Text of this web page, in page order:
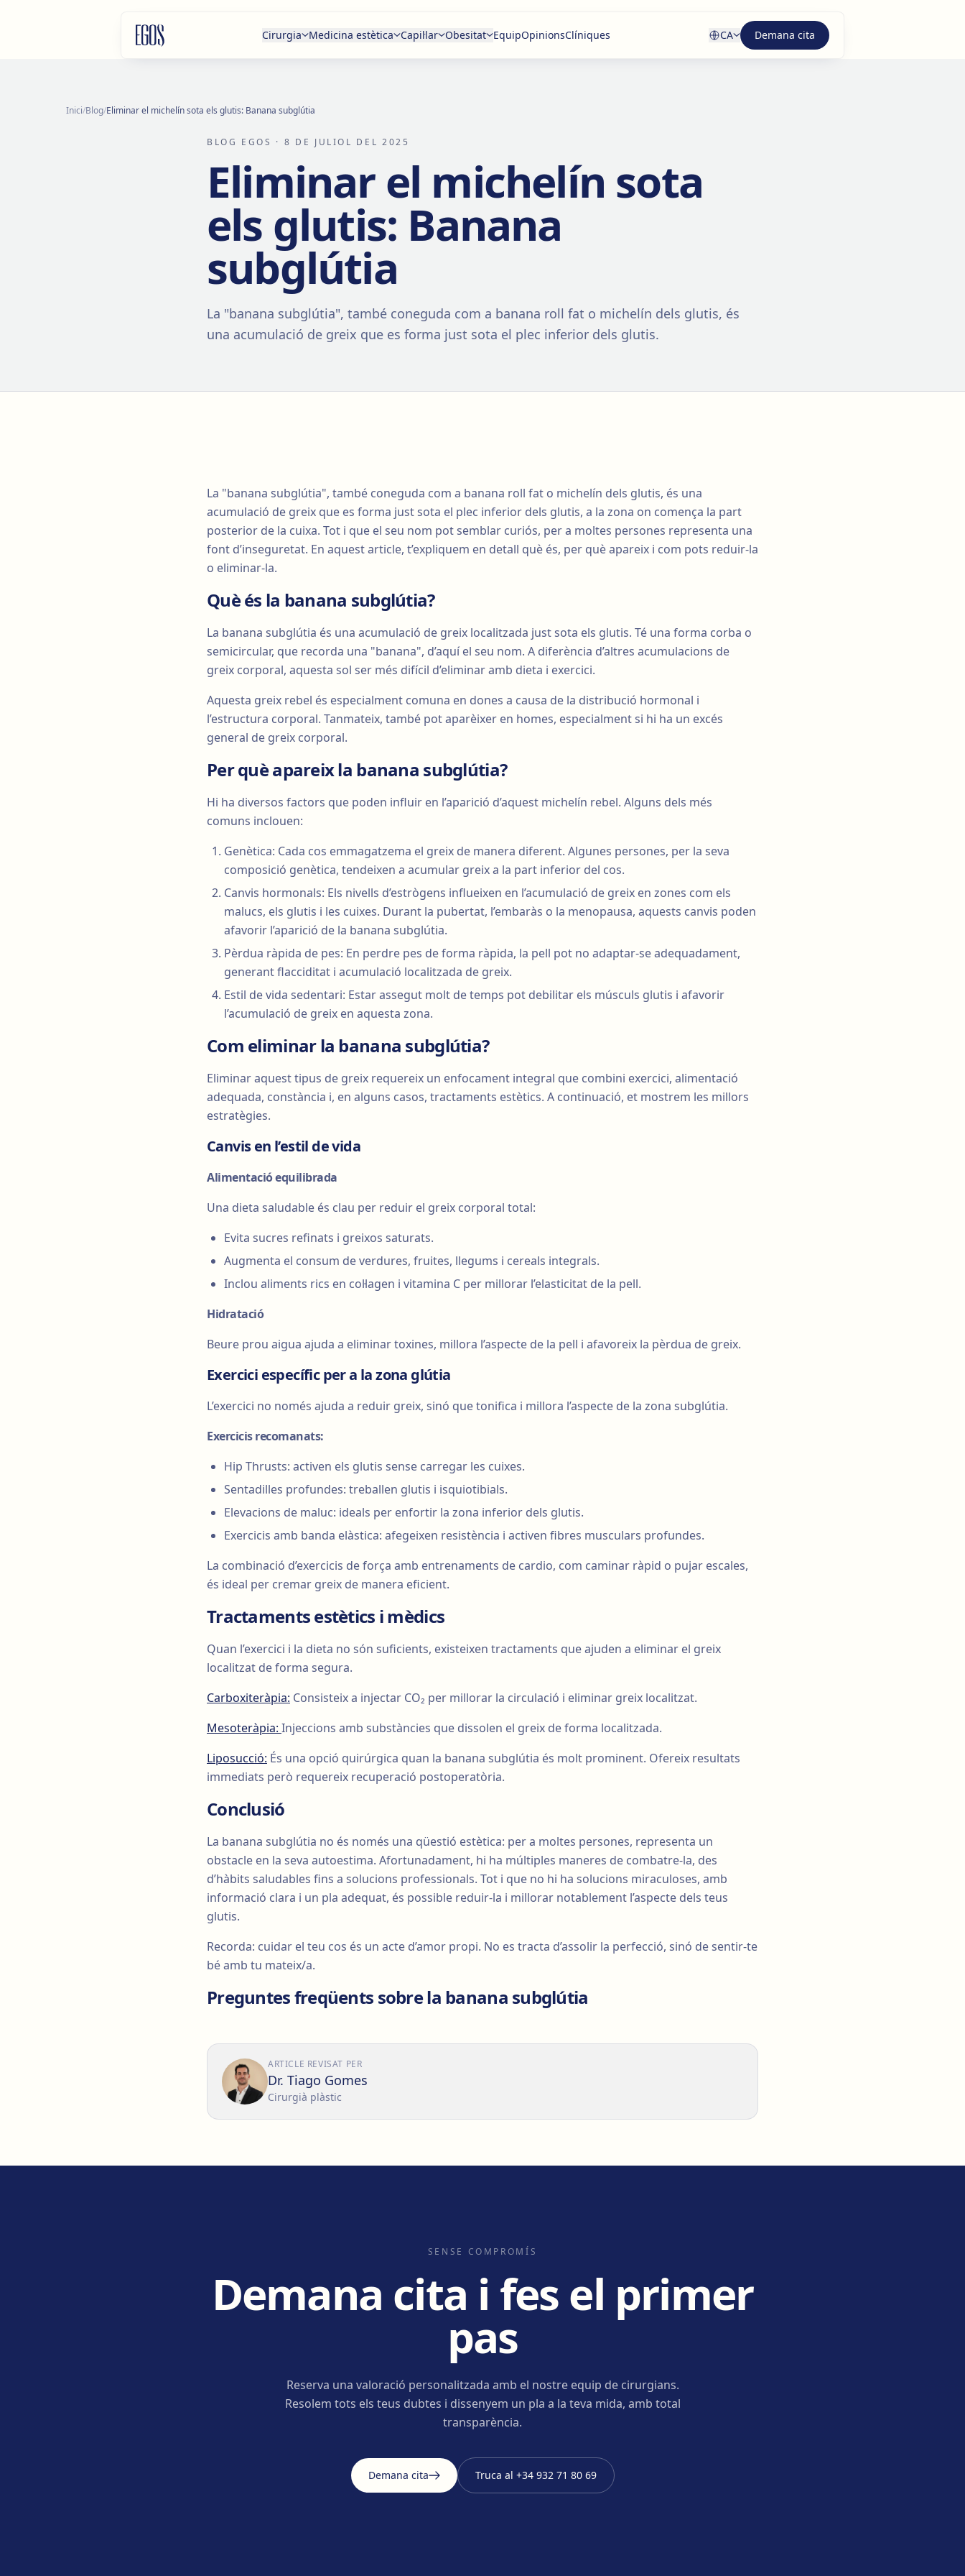
Cirurgia Medicina estètica Capil·lar Obesitat EquipOpinionsClíniques CA Demana cita
Inici/Blog/Eliminar el michelín sota els glutis: Banana subglútia
BLOG EGOS · 8 DE JULIOL DEL 2025
Eliminar el michelín sota
els glutis: Banana
subglútia
La "banana subglútia", també coneguda com a banana roll fat o michelín dels glutis, és
una acumulació de greix que es forma just sota el plec inferior dels glutis.
La "banana subglútia", també coneguda com a banana roll fat o michelín dels glutis, és una
acumulació de greix que es forma just sota el plec inferior dels glutis, a la zona on comença la part
posterior de la cuixa. Tot i que el seu nom pot semblar curiós, per a moltes persones representa una
font d’inseguretat. En aquest article, t’expliquem en detall què és, per què apareix i com pots reduir-la
o eliminar-la.
Què és la banana subglútia?
La banana subglútia és una acumulació de greix localitzada just sota els glutis. Té una forma corba o
semicircular, que recorda una "banana", d’aquí el seu nom. A diferència d’altres acumulacions de
greix corporal, aquesta sol ser més difícil d’eliminar amb dieta i exercici.
Aquesta greix rebel és especialment comuna en dones a causa de la distribució hormonal i
l’estructura corporal. Tanmateix, també pot aparèixer en homes, especialment si hi ha un excés
general de greix corporal.
Per què apareix la banana subglútia?
Hi ha diversos factors que poden influir en l’aparició d’aquest michelín rebel. Alguns dels més
comuns inclouen:
Genètica: Cada cos emmagatzema el greix de manera diferent. Algunes persones, per la seva
composició genètica, tendeixen a acumular greix a la part inferior del cos.
Canvis hormonals: Els nivells d’estrògens influeixen en l’acumulació de greix en zones com els
malucs, els glutis i les cuixes. Durant la pubertat, l’embaràs o la menopausa, aquests canvis poden
afavorir l’aparició de la banana subglútia.
Pèrdua ràpida de pes: En perdre pes de forma ràpida, la pell pot no adaptar-se adequadament,
generant flacciditat i acumulació localitzada de greix.
Estil de vida sedentari: Estar assegut molt de temps pot debilitar els músculs glutis i afavorir
l’acumulació de greix en aquesta zona.
Com eliminar la banana subglútia?
Eliminar aquest tipus de greix requereix un enfocament integral que combini exercici, alimentació
adequada, constància i, en alguns casos, tractaments estètics. A continuació, et mostrem les millors
estratègies.
Canvis en l’estil de vida
Alimentació equilibrada
Una dieta saludable és clau per reduir el greix corporal total:
Evita sucres refinats i greixos saturats.
Augmenta el consum de verdures, fruites, llegums i cereals integrals.
Inclou aliments rics en col·lagen i vitamina C per millorar l’elasticitat de la pell.
Hidratació
Beure prou aigua ajuda a eliminar toxines, millora l’aspecte de la pell i afavoreix la pèrdua de greix.
Exercici específic per a la zona glútia
L’exercici no només ajuda a reduir greix, sinó que tonifica i millora l’aspecte de la zona subglútia.
Exercicis recomanats:
Hip Thrusts: activen els glutis sense carregar les cuixes.
Sentadilles profundes: treballen glutis i isquiotibials.
Elevacions de maluc: ideals per enfortir la zona inferior dels glutis.
Exercicis amb banda elàstica: afegeixen resistència i activen fibres musculars profundes.
La combinació d’exercicis de força amb entrenaments de cardio, com caminar ràpid o pujar escales,
és ideal per cremar greix de manera eficient.
Tractaments estètics i mèdics
Quan l’exercici i la dieta no són suficients, existeixen tractaments que ajuden a eliminar el greix
localitzat de forma segura.
Carboxiteràpia: Consisteix a injectar CO₂ per millorar la circulació i eliminar greix localitzat.
Mesoteràpia: Injeccions amb substàncies que dissolen el greix de forma localitzada.
Liposucció: És una opció quirúrgica quan la banana subglútia és molt prominent. Ofereix resultats
immediats però requereix recuperació postoperatòria.
Conclusió
La banana subglútia no és només una qüestió estètica: per a moltes persones, representa un
obstacle en la seva autoestima. Afortunadament, hi ha múltiples maneres de combatre-la, des
d’hàbits saludables fins a solucions professionals. Tot i que no hi ha solucions miraculoses, amb
informació clara i un pla adequat, és possible reduir-la i millorar notablement l’aspecte dels teus
glutis.
Recorda: cuidar el teu cos és un acte d’amor propi. No es tracta d’assolir la perfecció, sinó de sentir-te
bé amb tu mateix/a.
Preguntes freqüents sobre la banana subglútia
ARTICLE REVISAT PER
Dr. Tiago Gomes
Cirurgià plàstic
SENSE COMPROMÍS
Demana cita i fes el primer
pas
Reserva una valoració personalitzada amb el nostre equip de cirurgians.
Resolem tots els teus dubtes i dissenyem un pla a la teva mida, amb total
transparència.
Demana cita Truca al +34 932 71 80 69